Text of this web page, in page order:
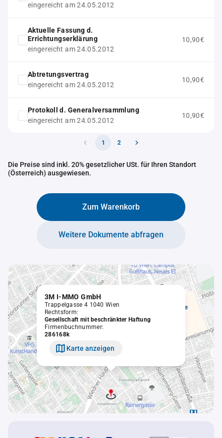
eingereicht am 24.05.2012
Aktuelle Fassung d.
Errichtungserklärung
eingereicht am 24.05.2012
10,90€
Abtretungsvertrag
eingereicht am 24.05.2012
10,90€
Protokoll d. Generalversammlung
eingereicht am 24.05.2012
10,90€
1 2
Die Preise sind inkl. 20% gesetzlicher USt. für Ihren Standort
(Österreich) ausgewiesen.
Zum Warenkorb
Weitere Dokumente abfragen
3M I-MMO GmbH
Trappelgasse 4 1040 Wien
Rechtsform:
Gesellschaft mit beschränkter Haftung
Firmenbuchnummer:
286168k
Karte anzeigen